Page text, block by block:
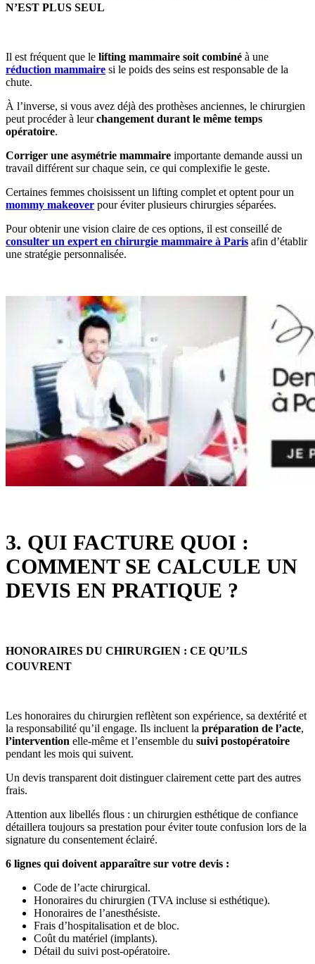
N’EST PLUS SEUL
Il est fréquent que le lifting mammaire soit combiné à une
réduction mammaire si le poids des seins est responsable de la
chute.
À l’inverse, si vous avez déjà des prothèses anciennes, le chirurgien
peut procéder à leurchangement durant le même temps
opératoire.
Corriger une asymétrie mammaire importante demande aussi un
travail différent sur chaque sein, ce qui complexifie le geste.
Certaines femmes choisissent un lifting complet et optent pour un
mommy makeover pour éviter plusieurs chirurgies séparées.
Pour obtenir une vision claire de ces options, il est conseillé de
consulter un expert en chirurgie mammaire à Paris afin d’établir
une stratégie personnalisée.
3. QUI FACTURE QUOI :
COMMENT SE CALCULE UN
DEVIS EN PRATIQUE ?
HONORAIRES DU CHIRURGIEN : CE QU’ILS
COUVRENT
Les honoraires du chirurgien reflètent son expérience, sa dextérité et
la responsabilité qu’il engage. Ils incluent la préparation de l’acte,
l’intervention elle-même et l’ensemble du suivi postopératoire
pendant les mois qui suivent.
Un devis transparent doit distinguer clairement cette part des autres
frais.
Attention aux libellés flous : un chirurgien esthétique de confiance
détaillera toujours sa prestation pour éviter toute confusion lors de la
signature du consentement éclairé.
6 lignes qui doivent apparaître sur votre devis :
Code de l’acte chirurgical.
Honoraires du chirurgien (TVA incluse si esthétique).
Honoraires de l’anesthésiste.
Frais d’hospitalisation et de bloc.
Coût du matériel (implants).
Détail du suivi post-opératoire.